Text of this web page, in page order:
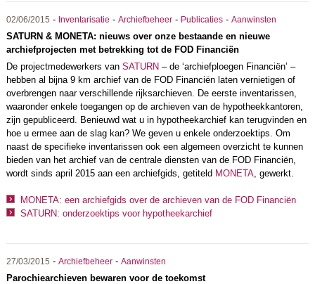
02/06/2015 - Inventarisatie - Archiefbeheer- Publicaties- Aanwinsten
SATURN & MONETA: nieuws over onze bestaande en nieuwe
archiefprojecten met betrekking tot de FOD Financiën
De projectmedewerkers van SATURN – de ‘archiefploegen Financiën’ –
hebben al bijna 9 km archief van de FOD Financiën laten vernietigen of
overbrengen naar verschillende rijksarchieven. De eerste inventarissen,
waaronder enkele toegangen op de archieven van de hypotheekkantoren,
zijn gepubliceerd. Benieuwd wat u in hypotheekarchief kan terugvinden en
hoe u ermee aan de slag kan? We geven u enkele onderzoektips. Om
naast de specifieke inventarissen ook een algemeen overzicht te kunnen
bieden van het archief van de centrale diensten van de FOD Financiën,
wordt sinds april 2015 aan een archiefgids, getiteld MONETA, gewerkt.
MONETA: een archiefgids over de archieven van de FOD Financiën
SATURN: onderzoektips voor hypotheekarchief
27/03/2015 - Archiefbeheer- Aanwinsten
Parochiearchieven bewaren voor de toekomst